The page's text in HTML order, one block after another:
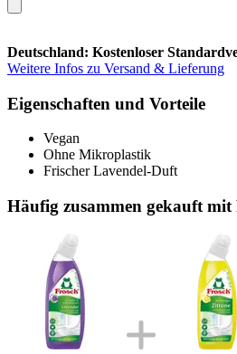
Deutschland: Kostenloser
Weitere Infos zu Versand & Lieferung
Eigenschaften und Vorteile
Vegan
Ohne Mikroplastik
Frischer Lavendel-Duft
Häufig zusammen gekauft